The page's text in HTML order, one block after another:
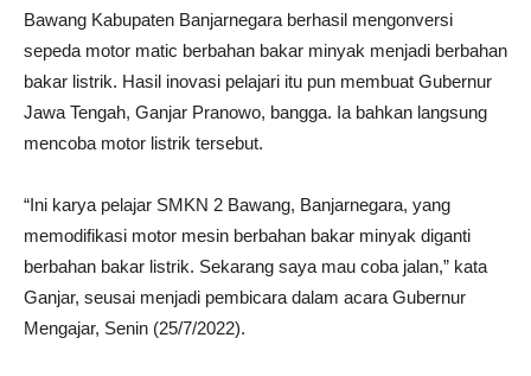
Bawang Kabupaten Banjarnegara berhasil mengonversi
sepeda motor matic berbahan bakar minyak menjadi berbahan
bakar listrik. Hasil inovasi pelajari itu pun membuat Gubernur
Jawa Tengah, Ganjar Pranowo, bangga. Ia bahkan langsung
mencoba motor listrik tersebut.
“Ini karya pelajar SMKN 2 Bawang, Banjarnegara, yang
memodifikasi motor mesin berbahan bakar minyak diganti
berbahan bakar listrik. Sekarang saya mau coba jalan,” kata
Ganjar, seusai menjadi pembicara dalam acara Gubernur
Mengajar, Senin (25/7/2022).